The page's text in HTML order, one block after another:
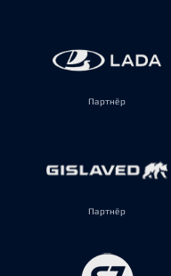
Партнёр
Партнёр